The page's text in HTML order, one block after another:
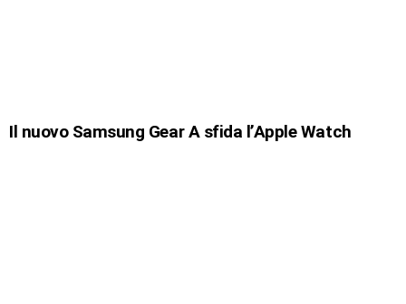
Il nuovo Samsung Gear A sfida l’Apple Watch